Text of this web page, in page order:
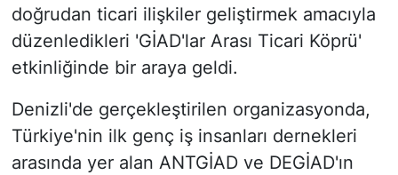
doğrudan ticari ilişkiler geliştirmek amacıyla
düzenledikleri 'GİAD'lar Arası Ticari Köprü'
etkinliğinde bir araya geldi.
Denizli'de gerçekleştirilen organizasyonda,
Türkiye'nin ilk genç iş insanları dernekleri
arasında yer alan ANTGİAD ve DEGİAD'ın